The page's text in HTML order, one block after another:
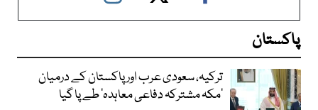
پاکستان
ترکیہ، سعودی عرب اور پاکستان کے درمیان
’مکہ مشترکہ دفاعی معاہدہ‘ طے پا گیا